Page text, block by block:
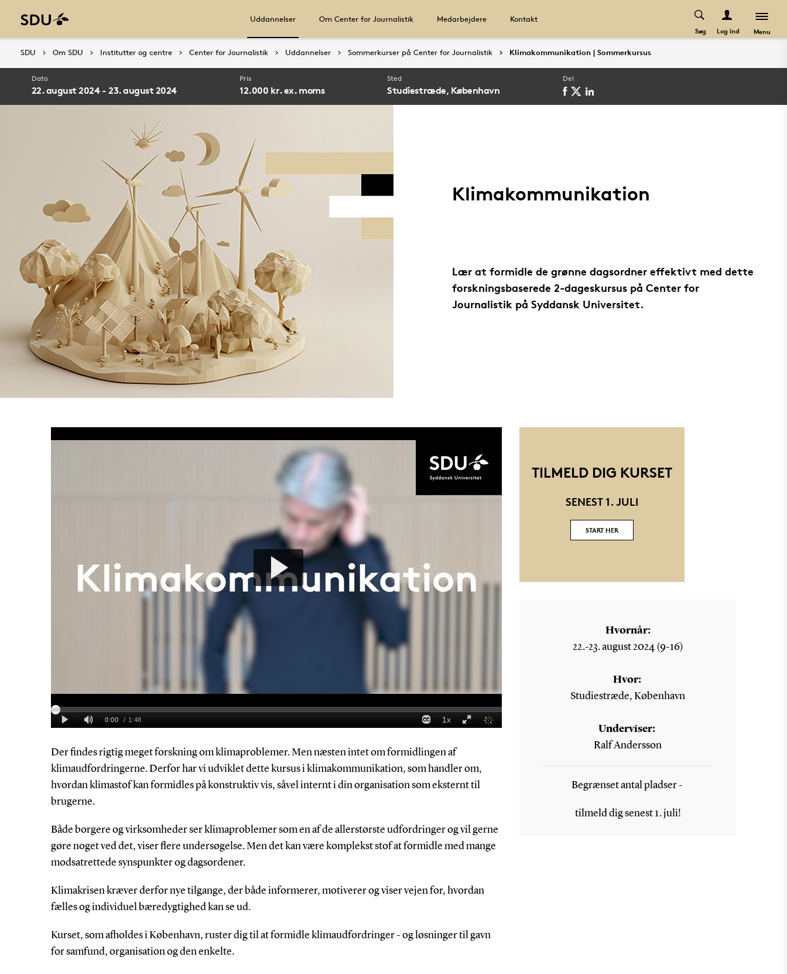
Uddannelser Om Center for Journalistik Medarbejdere Kontakt
Søg Log ind Menu
SDU Om SDU Institutter og centre Center for Journalistik Uddannelser Sommerkurser på Center for Journalistik Klimakommunikation | Sommerkursus
Dato
22. august 2024 - 23. august 2024
Pris
12.000 kr. ex. moms
Sted
Studiestræde, København
Del
Klimakommunikation
Lær at formidle de grønne dagsordner effektivt med dette
forskningsbaserede 2-dageskursus på Center for
Journalistik på Syddansk Universitet.
Der findes rigtig meget forskning om klimaproblemer. Men næsten intet om formidlingen af
klimaudfordringerne. Derfor har vi udviklet dette kursus i klimakommunikation, som handler om,
hvordan klimastof kan formidles på konstruktiv vis, såvel internt i din organisation som eksternt til
brugerne.
Både borgere og virksomheder ser klimaproblemer som en af de allerstørste udfordringer og vil gerne
gøre noget ved det, viser flere undersøgelse. Men det kan være komplekst stof at formidle med mange
modsatrettede synspunkter og dagsordener.
Klimakrisen kræver derfor nye tilgange, der både informerer, motiverer og viser vejen for, hvordan
fælles og individuel bæredygtighed kan se ud.
Kurset, som afholdes i København, ruster dig til at formidle klimaudfordringer - og løsninger til gavn
for samfund, organisation og den enkelte.
TILMELD DIG KURSET
SENEST 1. JULI
START HER
Hvornår:
22.-23. august 2024 (9-16)
Hvor:
Studiestræde, København
Underviser:
Ralf Andersson
Begrænset antal pladser -
tilmeld dig senest 1. juli!